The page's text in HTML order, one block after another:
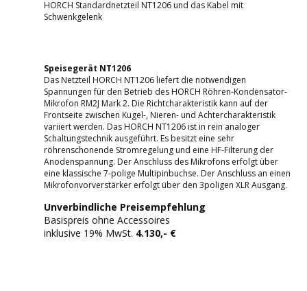
HORCH Standardnetzteil NT1206 und das Kabel mit
Schwenkgelenk
Speisegerät NT1206
Das Netzteil HORCH NT1206 liefert die notwendigen
Spannungen für den Betrieb des HORCH Röhren-Kondensator-
Mikrofon RM2J Mark 2. Die Richtcharakteristik kann auf der
Frontseite zwischen Kugel-, Nieren- und Achtercharakteristik
variiert werden. Das HORCH NT1206 ist in rein analoger
Schaltungstechnik ausgeführt. Es besitzt eine sehr
röhrenschonende Stromregelung und eine HF-Filterung der
Anodenspannung. Der Anschluss des Mikrofons erfolgt über
eine klassische 7-polige Multipinbuchse. Der Anschluss an einen
Mikrofonvorverstärker erfolgt über den 3poligen XLR Ausgang.
Unverbindliche Preisempfehlung
Basispreis ohne Accessoires
inklusive 19% MwSt. 4.130,- €